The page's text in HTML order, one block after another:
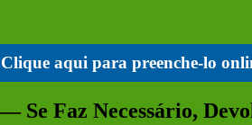
Clique aqui para preenche-lo
Se Faz Necessário,